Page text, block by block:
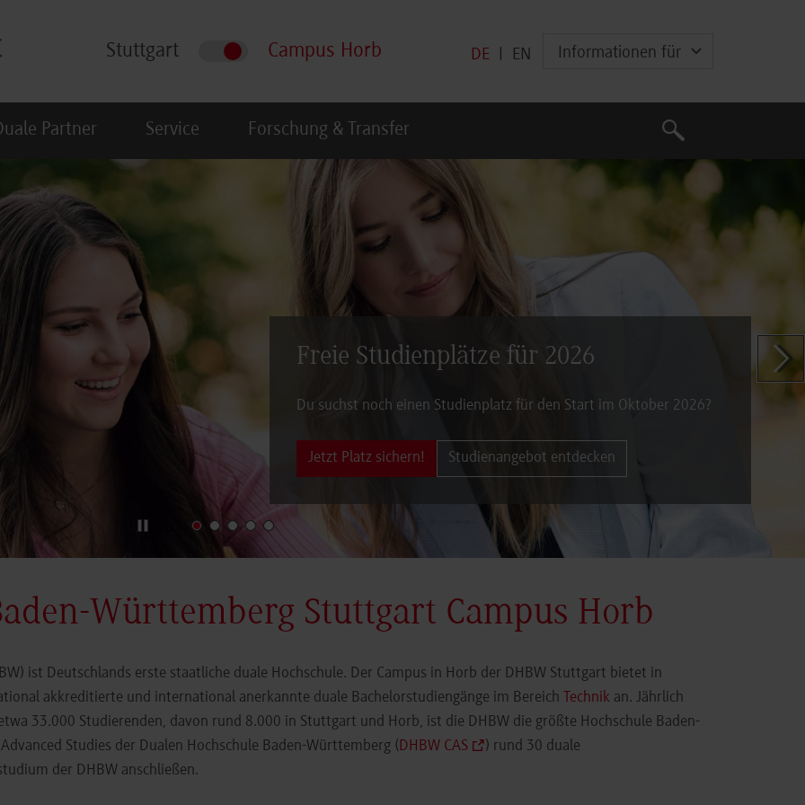
Stuttgart Campus Horb DE EN Informationen für
Partner Service Forschung & Transfer
Suche
Suche
Freie Studienplätze für 2026
Du suchst noch einen Studienplatz für den Start im Oktober 2026?
Jetzt Platz sichern! Studienangebot entdecken
Zeige
Württemberg Stuttgart Campus Horb
ist Deutschlands erste staatliche duale Hochschule. Der Campus in Horb der DHBW Stuttgart bietet in
akkreditierte und international anerkannte duale Bachelorstudiengänge im Bereich Technik an. Jährlich
33.000 Studierenden, davon rund 8.000 in Stuttgart und Horb, ist die DHBW die größte Hochschule Baden-
Studies der Dualen Hochschule Baden-Württemberg (DHBW CAS
) rund 30 duale
der DHBW anschließen.